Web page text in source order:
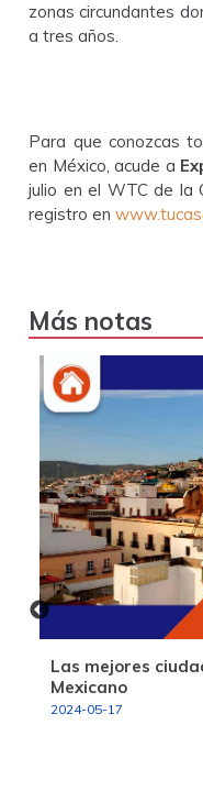
zonas circundantes
a tres años.
Para que conozcas
en México, acude a
julio en el WTC de la
registro en
Más notas
Las mejores
Mexicano
2024-05-17